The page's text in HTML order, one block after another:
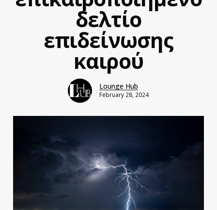
δελτίο
επιδείνωσης
καιρού
Lounge Hub
February 28, 2024